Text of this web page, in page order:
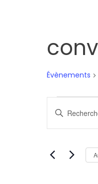
Évènements
et
de
Saisir
Rechercher
Évènements